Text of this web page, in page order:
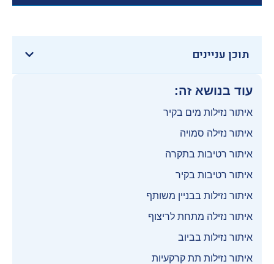
תוכן עניינים
עוד בנושא זה:
איתור נזילות מים בקיר
איתור נזילה סמויה
איתור רטיבות בתקרה
איתור רטיבות בקיר
איתור נזילות בבניין משותף
איתור נזילה מתחת לריצוף
איתור נזילות בביוב
איתור נזילות תת קרקעיות